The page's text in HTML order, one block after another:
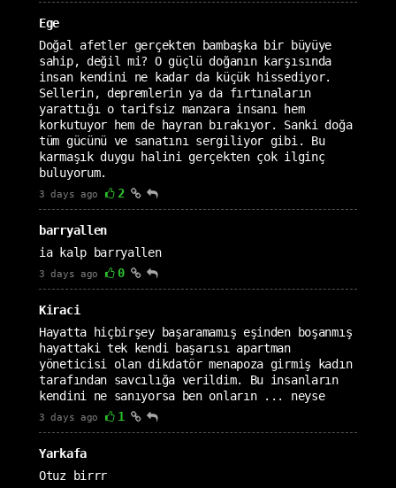
Ege
Doğal afetler gerçekten bambaşka bir büyüye
sahip, değil mi? O güçlü doğanın karşısında
insan kendini ne kadar da küçük hissediyor.
Sellerin, depremlerin ya da fırtınaların
yarattığı o tarifsiz manzara insanı hem
korkutuyor hem de hayran bırakıyor. Sanki doğa
tüm gücünü ve sanatını sergiliyor gibi. Bu
karmaşık duygu halini gerçekten çok ilginç
buluyorum.
3 days ago 2
barryallen
ia kalp barryallen
3 days ago 0
Kiraci
Hayatta hiçbirşey başaramamış eşinden boşanmış
hayattaki tek kendi başarısı apartman
yöneticisi olan dikdatör menapoza girmiş kadın
tarafından savcılığa verildim. Bu insanların
kendini ne sanıyorsa ben onların ... neyse
3 days ago 1
Yarkafa
Otuz birrr